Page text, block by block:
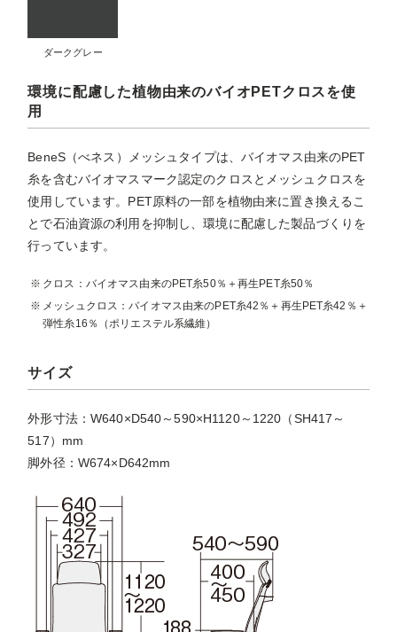
ダークグレー
環境に配慮した植物由来のバイオPETクロスを使
用
BeneS（べネス）メッシュタイプは、バイオマス由来のPET
糸を含むバイオマスマーク認定のクロスとメッシュクロスを
使用しています。PET原料の一部を植物由来に置き換えるこ
とで石油資源の利用を抑制し、環境に配慮した製品づくりを
行っています。
クロス：バイオマス由来のPET糸50％＋再生PET糸50％
メッシュクロス：バイオマス由来のPET糸42％＋再生PET糸42％＋
弾性糸16％（ポリエステル系繊維）
サイズ
外形寸法：W640×D540～590×H1120～1220（SH417～
517）mm
脚外径：W674×D642mm